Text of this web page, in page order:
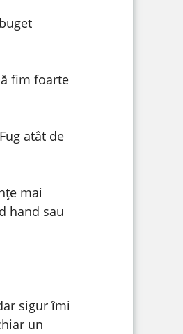
fim foarte
atât de
mai
hand sau
sigur îmi
un